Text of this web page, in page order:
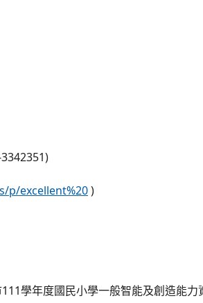
p/excellent%20)
學年度國民小學一般智能及創造能力